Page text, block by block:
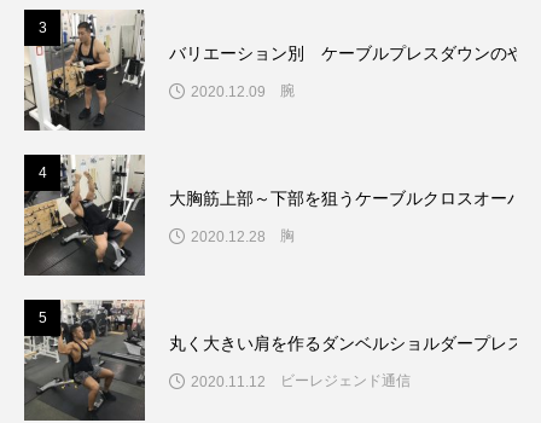
3
バリエーション別 ケーブルプレスダウンのや
2020.12.09 腕
4
大胸筋上部～下部を狙うケーブルクロスオーバ
2020.12.28 胸
5
丸く大きい肩を作るダンベルショルダープレス
2020.11.12 ビーレジェンド通信